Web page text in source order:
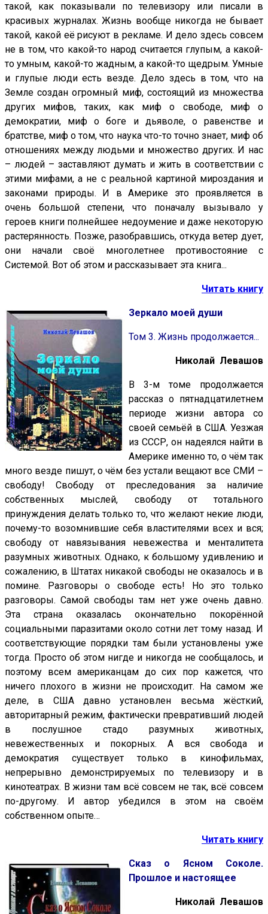
такой, как показывали по телевизору или писали в
красивых журналах. Жизнь вообще никогда не бывает
такой, какой её рисуют в рекламе. И дело здесь совсем
не в том, что какой-то народ считается глупым, а какой-
то умным, какой-то жадным, а какой-то щедрым. Умные
и глупые люди есть везде. Дело здесь в том, что на
Земле создан огромный миф, состоящий из множества
других мифов, таких, как миф о свободе, миф о
демократии, миф о боге и дьяволе, о равенстве и
братстве, миф о том, что наука что-то точно знает, миф об
отношениях между людьми и множество других. И нас
– людей – заставляют думать и жить в соответствии с
этими мифами, а не с реальной картиной мироздания и
законами природы. И в Америке это проявляется в
очень большой степени, что поначалу вызывало у
героев книги полнейшее недоумение и даже некоторую
растерянность. Позже, разобравшись, откуда ветер дует,
они начали своё многолетнее противостояние с
Системой. Вот об этом и рассказывает эта книга...
Читать книгу
Зеркало моей души
Том 3. Жизнь продолжается...
Николай Левашов
В 3-м томе продолжается
рассказ о пятнадцатилетнем
периоде жизни автора со
своей семьёй в США. Уезжая
из СССР, он надеялся найти в
Америке именно то, о чём так
много везде пишут, о чём без устали вещают все СМИ –
свободу! Свободу от преследования за наличие
собственных мыслей, свободу от тотального
принуждения делать только то, что желают некие люди,
почему-то возомнившие себя властителями всех и вся;
свободу от навязывания невежества и менталитета
разумных животных. Однако, к большому удивлению и
сожалению, в Штатах никакой свободы не оказалось и в
помине. Разговоры о свободе есть! Но это только
разговоры. Самой свободы там нет уже очень давно.
Эта страна оказалась окончательно покорённой
социальными паразитами около сотни лет тому назад. И
соответствующие порядки там были установлены уже
тогда. Просто об этом нигде и никогда не сообщалось, и
поэтому всем американцам до сих пор кажется, что
ничего плохого в жизни не происходит. На самом же
деле, в США давно установлен весьма жёсткий,
авторитарный режим, фактически превративший людей
в послушное стадо разумных животных,
невежественных и покорных. А вся свобода и
демократия существует только в кинофильмах,
непрерывно демонстрируемых по телевизору и в
кинотеатрах. В жизни там всё совсем не так, всё совсем
по-другому. И автор убедился в этом на своём
собственном опыте…
Читать книгу
Сказ о Ясном Соколе.
Прошлое и настоящее
Николай Левашов